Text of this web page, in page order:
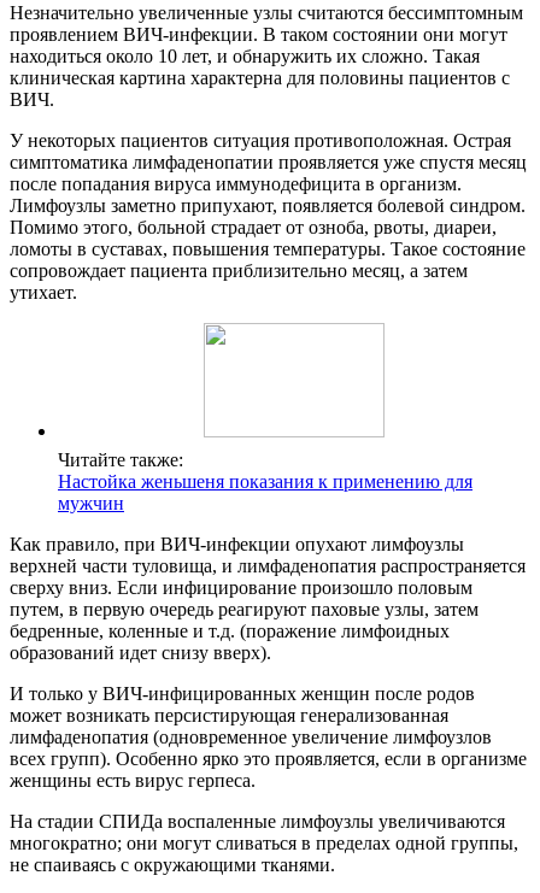
Незначительно увеличенные узлы считаются бессимптомным
проявлением ВИЧ-инфекции. В таком состоянии они могут
находиться около 10 лет, и обнаружить их сложно. Такая
клиническая картина характерна для половины пациентов с
ВИЧ.
У некоторых пациентов ситуация противоположная. Острая
симптоматика лимфаденопатии проявляется уже спустя месяц
после попадания вируса иммунодефицита в организм.
Лимфоузлы заметно припухают, появляется болевой синдром.
Помимо этого, больной страдает от озноба, рвоты, диареи,
ломоты в суставах, повышения температуры. Такое состояние
сопровождает пациента приблизительно месяц, а затем
утихает.
Читайте также:
Настойка женьшеня показания к применению для
мужчин
Как правило, при ВИЧ-инфекции опухают лимфоузлы
верхней части туловища, и лимфаденопатия распространяется
сверху вниз. Если инфицирование произошло половым
путем, в первую очередь реагируют паховые узлы, затем
бедренные, коленные и т.д. (поражение лимфоидных
образований идет снизу вверх).
И только у ВИЧ-инфицированных женщин после родов
может возникать персистирующая генерализованная
лимфаденопатия (одновременное увеличение лимфоузлов
всех групп). Особенно ярко это проявляется, если в организме
женщины есть вирус герпеса.
На стадии СПИДа воспаленные лимфоузлы увеличиваются
многократно; они могут сливаться в пределах одной группы,
не спаиваясь с окружающими тканями.